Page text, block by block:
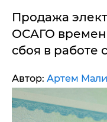
Продажа
ОСАГО
сбоя в работе
Автор: Артем